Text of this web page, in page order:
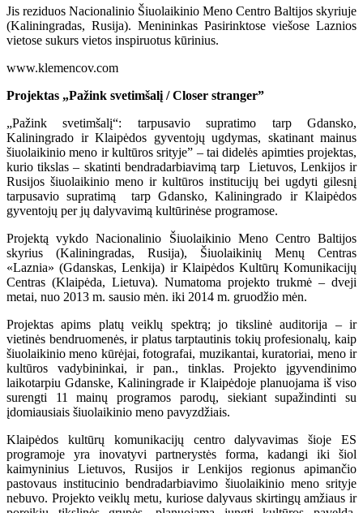
Jis reziduos Nacionalinio Šiuolaikinio Meno Centro Baltijos skyriuje
(Kaliningradas, Rusija). Menininkas Pasirinktose viešose Laznios
vietose sukurs vietos inspiruotus kūrinius.
www.klemencov.com
Projektas „Pažink svetimšalį / Closer stranger”
„Pažink svetimšalį“: tarpusavio supratimo tarp Gdansko,
Kaliningrado ir Klaipėdos gyventojų ugdymas, skatinant mainus
šiuolaikinio meno ir kultūros srityje” – tai didelės apimties projektas,
kurio tikslas – skatinti bendradarbiavimą tarp Lietuvos, Lenkijos ir
Rusijos šiuolaikinio meno ir kultūros institucijų bei ugdyti gilesnį
tarpusavio supratimą tarp Gdansko, Kaliningrado ir Klaipėdos
gyventojų per jų dalyvavimą kultūrinėse programose.
Projektą vykdo Nacionalinio Šiuolaikinio Meno Centro Baltijos
skyrius (Kaliningradas, Rusija), Šiuolaikinių Menų Centras
«Laznia» (Gdanskas, Lenkija) ir Klaipėdos Kultūrų Komunikacijų
Centras (Klaipėda, Lietuva). Numatoma projekto trukmė – dveji
metai, nuo 2013 m. sausio mėn. iki 2014 m. gruodžio mėn.
Projektas apims platų veiklų spektrą; jo tikslinė auditorija – ir
vietinės bendruomenės, ir platus tarptautinis tokių profesionalų, kaip
šiuolaikinio meno kūrėjai, fotografai, muzikantai, kuratoriai, meno ir
kultūros vadybininkai, ir pan., tinklas. Projekto įgyvendinimo
laikotarpiu Gdanske, Kaliningrade ir Klaipėdoje planuojama iš viso
surengti 11 mainų programos parodų, siekiant supažindinti su
įdomiausiais šiuolaikinio meno pavyzdžiais.
Klaipėdos kultūrų komunikacijų centro dalyvavimas šioje ES
programoje yra inovatyvi partnerystės forma, kadangi iki šiol
kaimyninius Lietuvos, Rusijos ir Lenkijos regionus apimančio
pastovaus institucinio bendradarbiavimo šiuolaikinio meno srityje
nebuvo. Projekto veiklų metu, kuriose dalyvaus skirtingų amžiaus ir